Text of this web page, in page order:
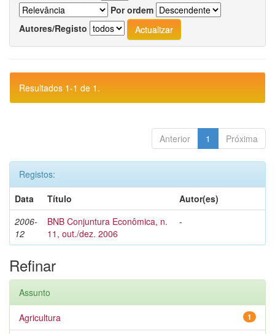
Por ordem
Autores/Registo
Resultados 1-1 de 1.
Anterior 1 Próxima
Registos:
Data
Título
Autor(es)
2006-
12
BNB Conjuntura Econômica, n.
11, out./dez. 2006
-
Refinar
Assunto
1
Agricultura